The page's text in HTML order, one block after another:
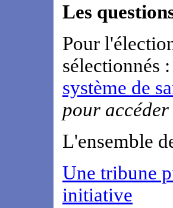
Les
Pour
sélectionnés :
système de
pour
L'ensemble
Une tribune
initiative